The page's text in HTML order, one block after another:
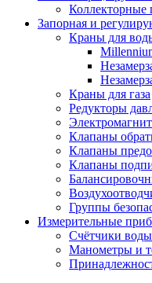
Запорная и
Краны для
Краны для газа
Редукторы
Клапаны
Клапаны
Клапаны
Группы
Измерительные
Счётчики воды
Манометры и